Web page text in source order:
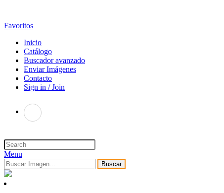
Favoritos
Inicio
Catálogo
Buscador avanzado
Enviar Imágenes
Contacto
Sign in / Join
Menu
Buscar